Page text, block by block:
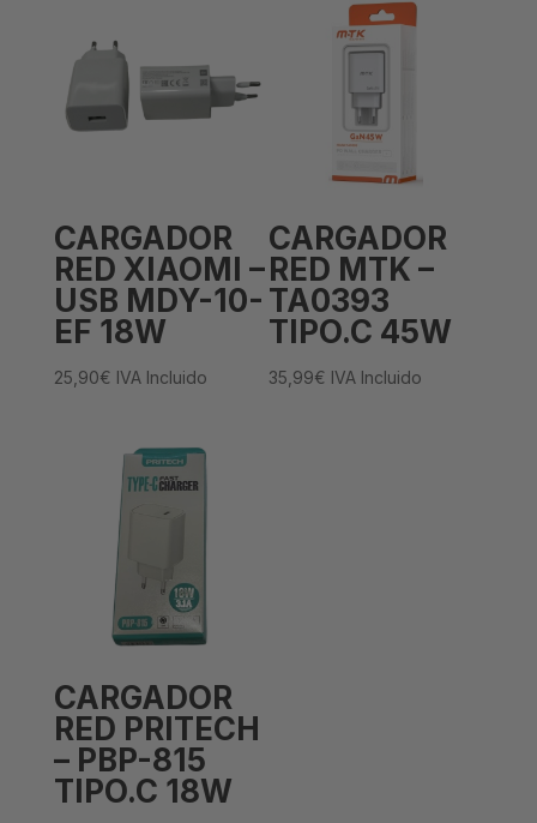
CARGADOR
RED XIAOMI –
USB MDY-10-
EF 18W
25,90€ IVA Incluido
CARGADOR
RED MTK –
TA0393
TIPO.C 45W
35,99€ IVA Incluido
CARGADOR
RED PRITECH
– PBP-815
TIPO.C 18W